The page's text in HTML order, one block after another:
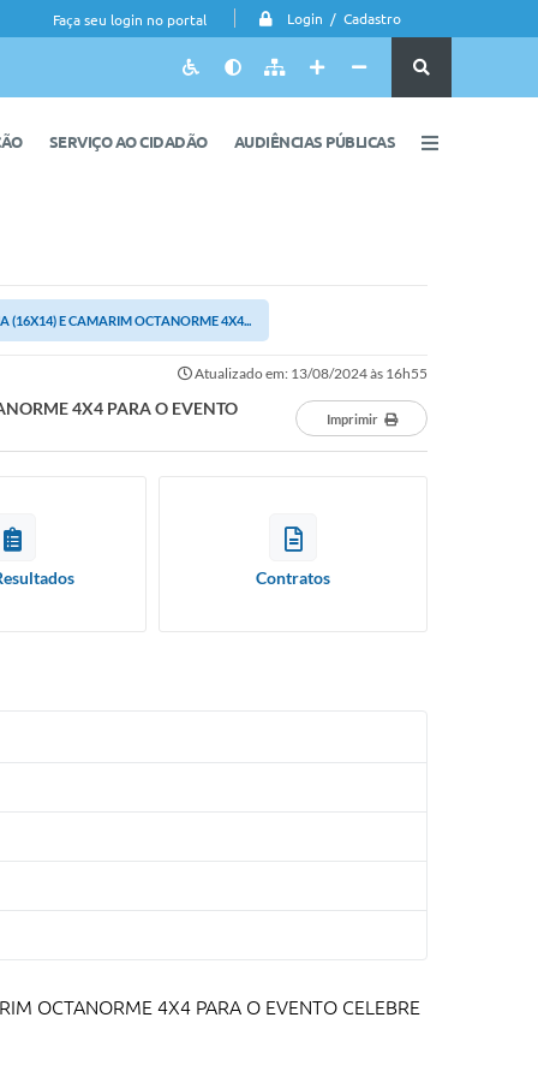
Faça seu login no portal Login / Cadastro
SERVIÇO AO CIDADÃO AUDIÊNCIAS PÚBLICAS
(16X14) E CAMARIM OCTANORME 4X4...
Atualizado em: 13/08/2024 às 16h55
4X4 PARA O EVENTO
Imprimir
Contratos
OCTANORME 4X4 PARA O EVENTO CELEBRE